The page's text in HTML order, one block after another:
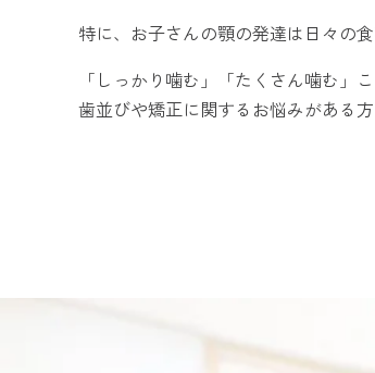
特に、お子さんの顎の発達は日々の
「しっかり噛む」「たくさん噛む」
歯並びや矯正に関するお悩みがある